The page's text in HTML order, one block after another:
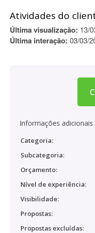
Atividades do
Última visualização: 13/
Última interação: 03/03/
Informações adicionais
Categoria:
Subcategoria:
Orçamento:
Nível de experiência:
Visibilidade:
Propostas:
Propostas excluídas: